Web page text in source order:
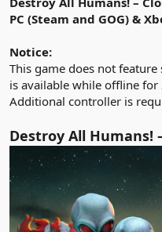
PC (Steam and GOG) &
Notice:
This game does not
is available while offline
Additional controller is
Destroy All Humans!